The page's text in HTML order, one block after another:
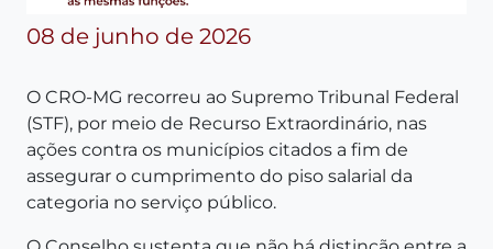
08 de junho de 2026
O CRO-MG recorreu ao Supremo Tribunal Federal
(STF), por meio de Recurso Extraordinário, nas
ações contra os municípios citados a fim de
assegurar o cumprimento do piso salarial da
categoria no serviço público.